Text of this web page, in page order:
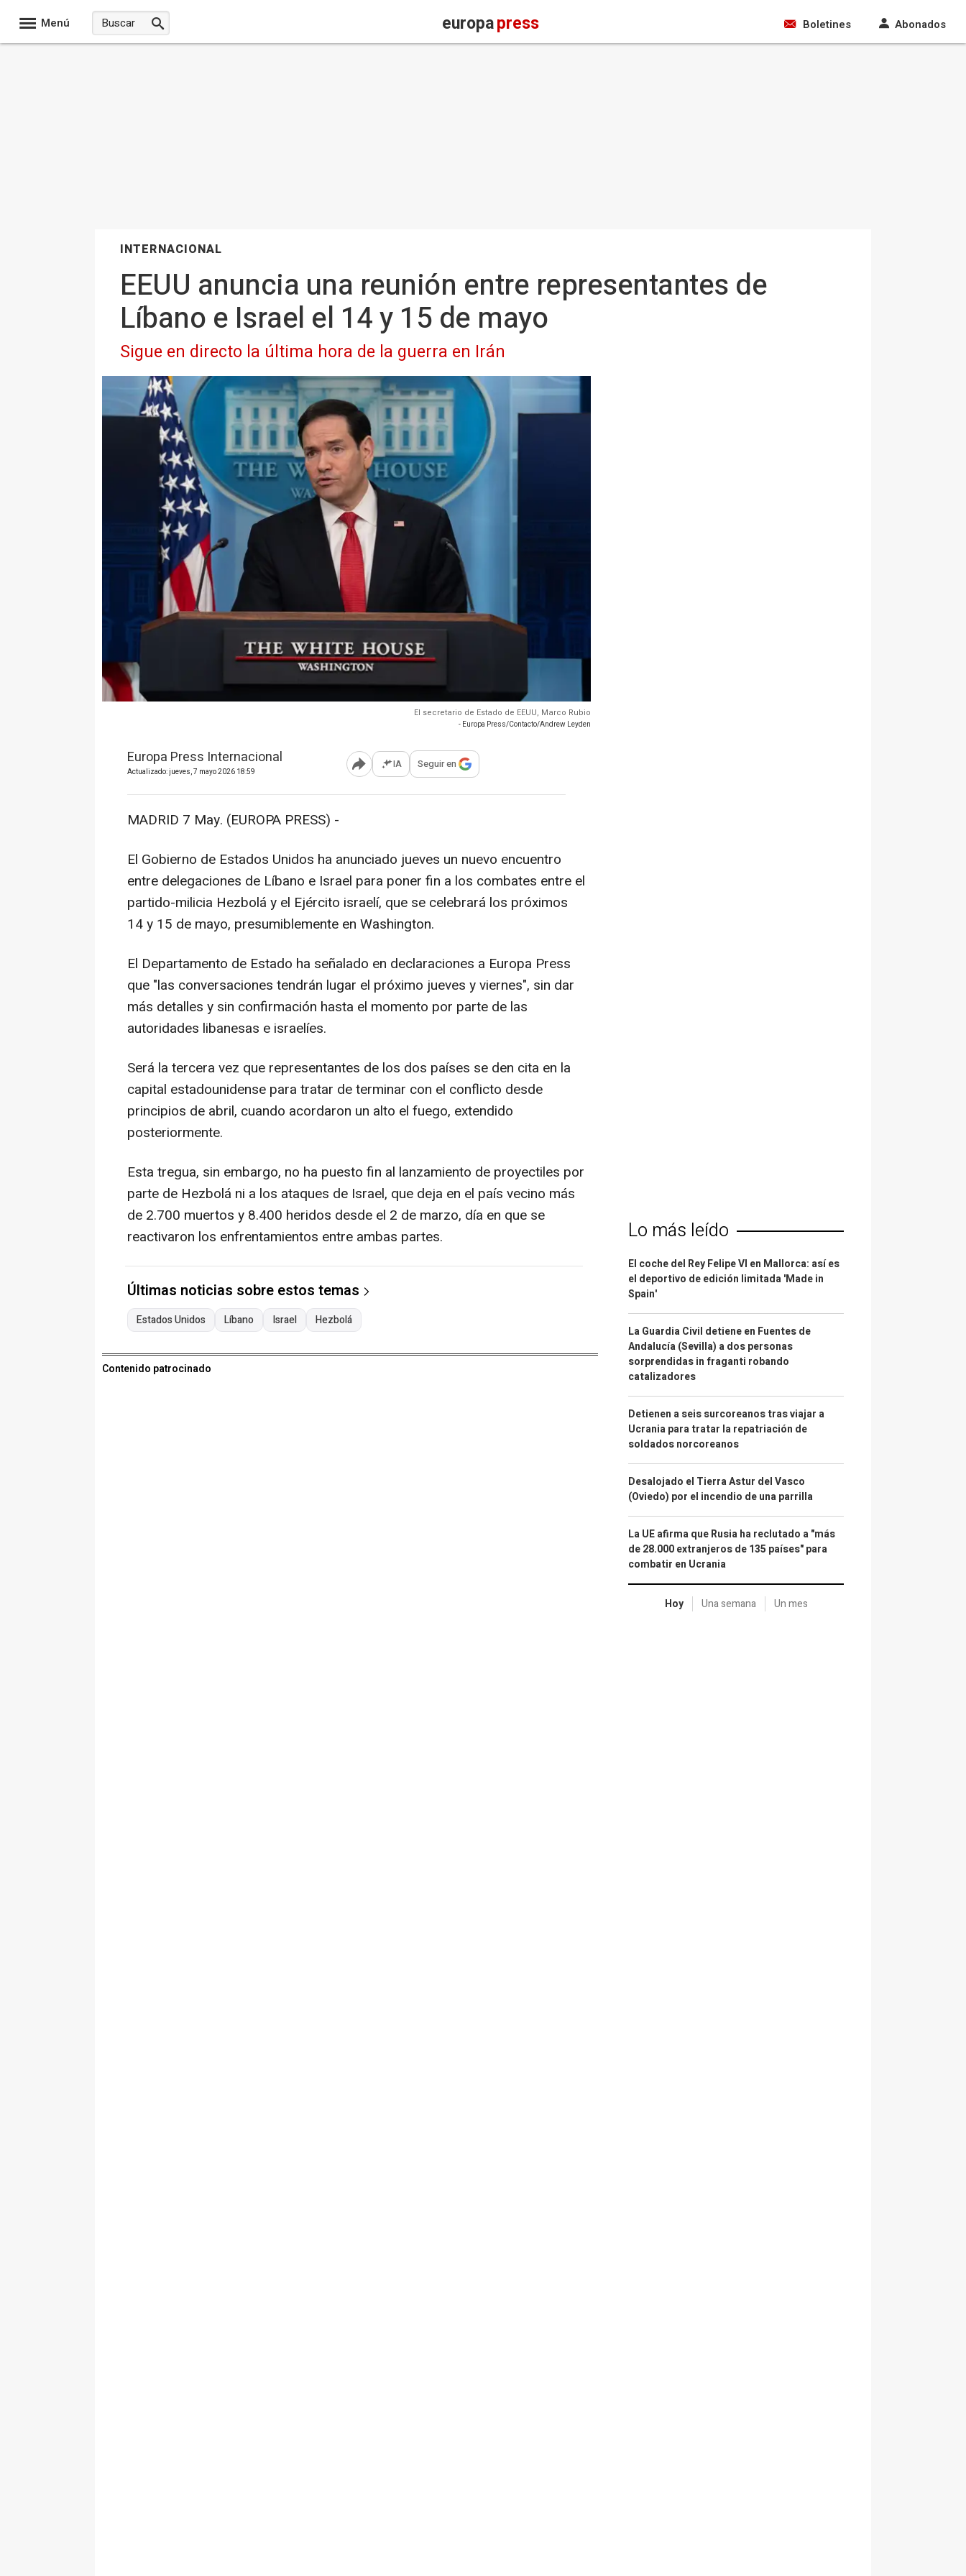
Menú europapress Boletines Abonados
INTERNACIONAL
EEUU anuncia una reunión entre representantes de
Líbano e Israel el 14 y 15 de mayo
Sigue en directo la última hora de la guerra en Irán
El secretario de Estado de EEUU, Marco Rubio
- Europa Press/Contacto/Andrew Leyden
Europa Press Internacional
Actualizado: jueves, 7 mayo 2026 18:59 Abrir opciones para compartir
IA Seguir en
MADRID 7 May. (EUROPA PRESS) -
El Gobierno de Estados Unidos ha anunciado jueves un nuevo encuentro
entre delegaciones de Líbano e Israel para poner fin a los combates entre el
partido-milicia Hezbolá y el Ejército israelí, que se celebrará los próximos
14 y 15 de mayo, presumiblemente en Washington.
El Departamento de Estado ha señalado en declaraciones a Europa Press
que "las conversaciones tendrán lugar el próximo jueves y viernes", sin dar
más detalles y sin confirmación hasta el momento por parte de las
autoridades libanesas e israelíes.
Será la tercera vez que representantes de los dos países se den cita en la
capital estadounidense para tratar de terminar con el conflicto desde
principios de abril, cuando acordaron un alto el fuego, extendido
posteriormente.
Esta tregua, sin embargo, no ha puesto fin al lanzamiento de proyectiles por
parte de Hezbolá ni a los ataques de Israel, que deja en el país vecino más
de 2.700 muertos y 8.400 heridos desde el 2 de marzo, día en que se
reactivaron los enfrentamientos entre ambas partes.
Últimas noticias sobre estos temas
Estados Unidos Líbano Israel Hezbolá
Contenido patrocinado
Lo más leído
El coche del Rey Felipe VI en Mallorca: así es
el deportivo de edición limitada 'Made in
Spain'
La Guardia Civil detiene en Fuentes de
Andalucía (Sevilla) a dos personas
sorprendidas in fraganti robando
catalizadores
Detienen a seis surcoreanos tras viajar a
Ucrania para tratar la repatriación de
soldados norcoreanos
Desalojado el Tierra Astur del Vasco
(Oviedo) por el incendio de una parrilla
La UE afirma que Rusia ha reclutado a "más
de 28.000 extranjeros de 135 países" para
combatir en Ucrania
Hoy Una semana Un mes